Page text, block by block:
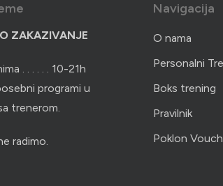
ZAKAZIVANJE
. . . . . . 10-21h
programi u
trenerom.
radimo.
Navigacija
O nama
Personalni
Boks trening
Pravilnik
Poklon